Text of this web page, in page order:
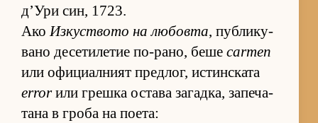
д’Ури син, 1723.
АкоИз­кус­т­вото на лю­бовта, пуб­ли­ку­
вано де­се­ти­ле­тие по-ра­но, беше carmen
или офи­ци­ал­ният пред­лог, ис­тин­с­ката
errorили грешка ос­тава за­гад­ка, за­пе­ча­
тана в гроба на по­е­та: